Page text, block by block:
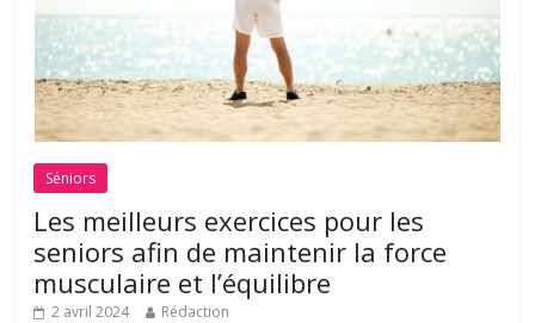
Séniors
Les meilleurs exercices pour les
seniors afin de maintenir la force
musculaire et l’équilibre
2 avril 2024 Rédaction